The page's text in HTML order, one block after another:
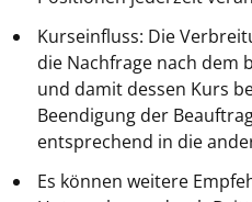
Kurseinfluss: Die
die Nachfrage nach dem
und damit dessen Kurs
Beendigung der
entsprechend in die
Es können weitere